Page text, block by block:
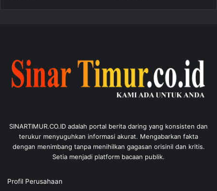
SINARTIMUR.CO.ID adalah portal berita daring yang konsisten dan
terukur menyuguhkan informasi akurat. Mengabarkan fakta
dengan menimbang tanpa menihilkan gagasan orisinil dan kritis.
Setia menjadi platform bacaan publik.
Profil Perusahaan